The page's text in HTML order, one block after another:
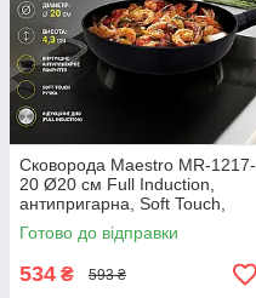
Сковорода Maestro MR-1217-
20 Ø20 см Full Induction,
антипригарна, Soft Touch,
алюмінієва
Готово до відправки
534 ₴ 593 ₴